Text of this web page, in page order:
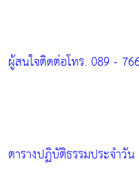
ผู้สนใจติดต่อโทร. 089 -
ตารางปฏิบัติธรรมประจำวัน